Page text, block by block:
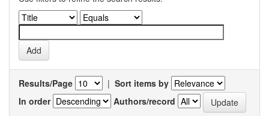
Results/Page | Sort items by
In order
Authors/record